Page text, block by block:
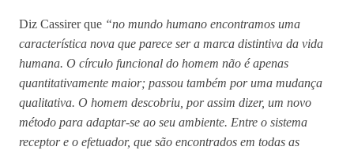
Diz Cassirer que “no mundo humano encontramos uma
característica nova que parece ser a marca distintiva da vida
humana. O círculo funcional do homem não é apenas
quantitativamente maior; passou também por uma mudança
qualitativa. O homem descobriu, por assim dizer, um novo
método para adaptar-se ao seu ambiente. Entre o sistema
receptor e o efetuador, que são encontrados em todas as